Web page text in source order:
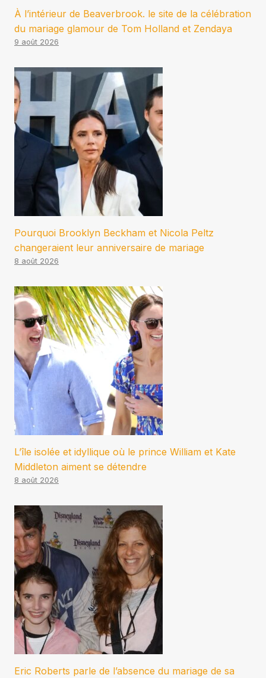
À l’intérieur de Beaverbrook. le site de la célébration
du mariage glamour de Tom Holland et Zendaya
9 août 2026
Pourquoi Brooklyn Beckham et Nicola Peltz
changeraient leur anniversaire de mariage
8 août 2026
L’île isolée et idyllique où le prince William et Kate
Middleton aiment se détendre
8 août 2026
Eric Roberts parle de l’absence du mariage de sa